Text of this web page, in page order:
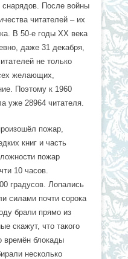
После войны
читателей – их
В 50-е годы XX века
даже 31 декабря,
не только
желающих,
Поэтому к 1960
уже 28964 читателя.
пожар,
книг и часть
пожар
10 часов.
градусов. Лопались
силами почти сорока
брали прямо из
скажут, что такого
времён блокады
несколько